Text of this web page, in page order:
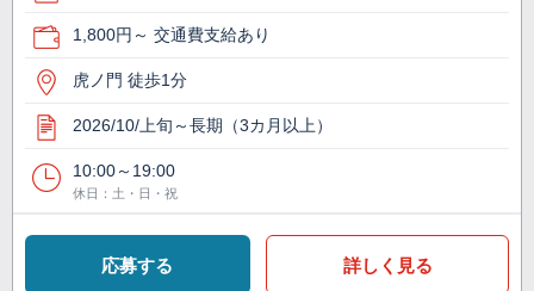
1,800円～ 交通費支給あり
虎ノ門 徒歩1分
2026/10/上旬～長期（3カ月以上）
10:00～19:00
休日：土・日・祝
応募する 詳しく見る